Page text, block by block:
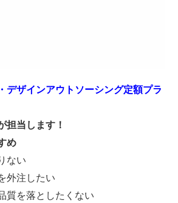
デザインアウトソーシング定額プラ
担当します！
め
ない
外注したい
質を落としたくない